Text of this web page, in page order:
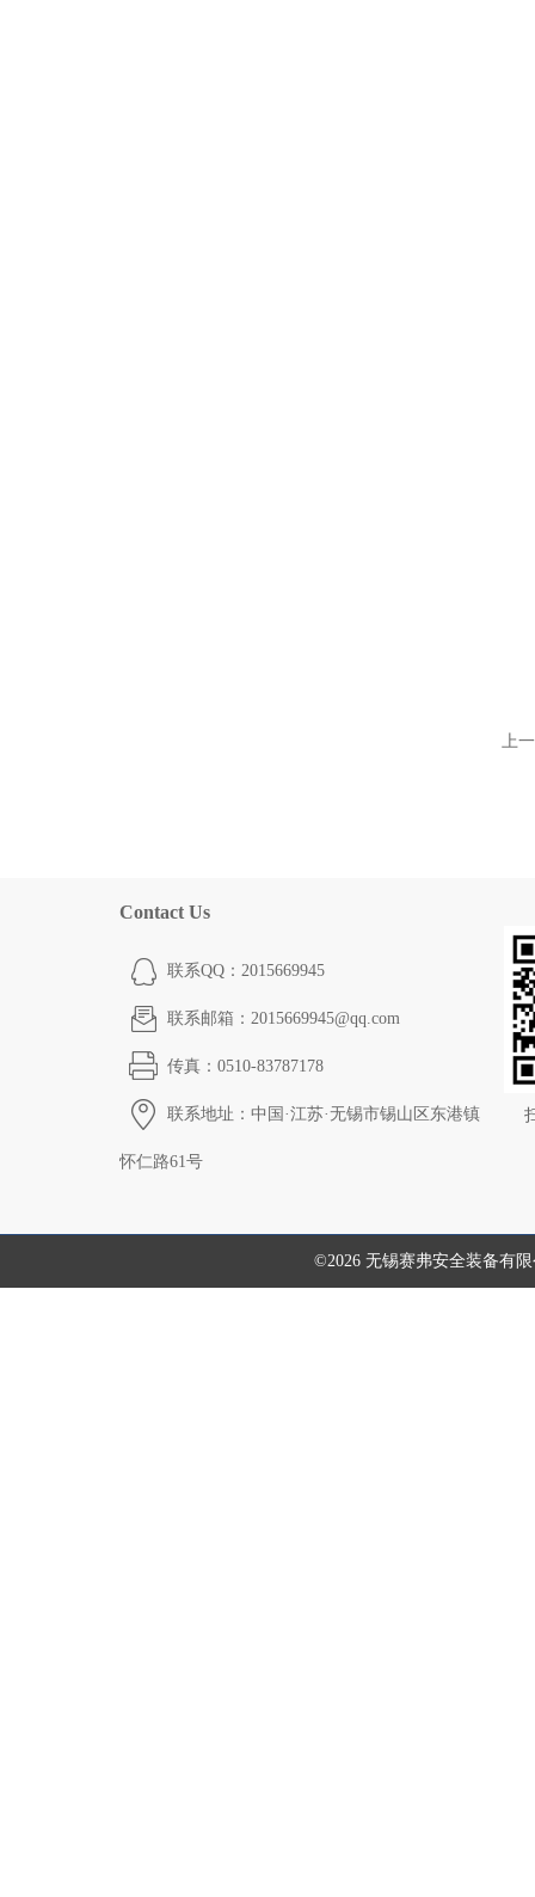
上
Contact Us
联系QQ：2015669945
联系邮箱：2015669945@qq.com
传真：0510-83787178
联系地址：中国·江苏·无锡市锡山区东港镇
怀仁路61号
©2026 无锡赛弗安全装备有